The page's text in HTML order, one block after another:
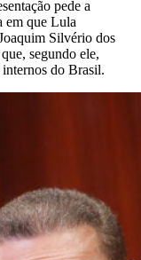
pede a
em que Lula
Silvério dos
segundo ele,
internos do Brasil.